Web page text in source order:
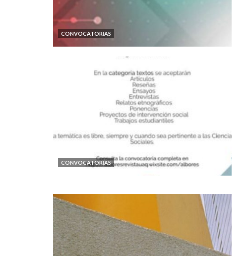
CONVOCATORIAS
CONVOCATORIAS